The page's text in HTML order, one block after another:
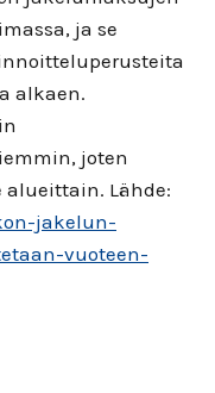
ja se
alkaen.
joten
Lähde:
jakelun-
vuoteen-